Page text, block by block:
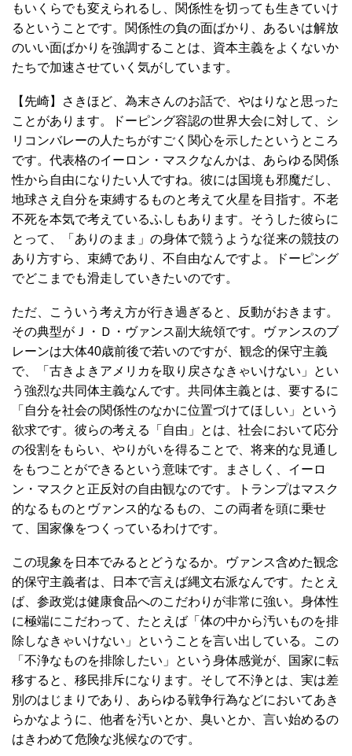
もいくらでも変えられるし、関係性を切っても生きていけ
るということです。関係性の負の面ばかり、あるいは解放
のいい面ばかりを強調することは、資本主義をよくないか
たちで加速させていく気がしています。
【先崎】さきほど、為末さんのお話で、やはりなと思った
ことがあります。ドーピング容認の世界大会に対して、シ
リコンバレーの人たちがすごく関心を示したというところ
です。代表格のイーロン・マスクなんかは、あらゆる関係
性から自由になりたい人ですね。彼には国境も邪魔だし、
地球さえ自分を束縛するものと考えて火星を目指す。不老
不死を本気で考えているふしもあります。そうした彼らに
とって、「ありのまま」の身体で競うような従来の競技の
あり方すら、束縛であり、不自由なんですよ。ドーピング
でどこまでも滑走していきたいのです。
ただ、こういう考え方が行き過ぎると、反動がおきます。
その典型がＪ・Ｄ・ヴァンス副大統領です。ヴァンスのブ
レーンは大体40歳前後で若いのですが、観念的保守主義
で、「古きよきアメリカを取り戻さなきゃいけない」とい
う強烈な共同体主義なんです。共同体主義とは、要するに
「自分を社会の関係性のなかに位置づけてほしい」という
欲求です。彼らの考える「自由」とは、社会において応分
の役割をもらい、やりがいを得ることで、将来的な見通し
をもつことができるという意味です。まさしく、イーロ
ン・マスクと正反対の自由観なのです。トランプはマスク
的なるものとヴァンス的なるもの、この両者を頭に乗せ
て、国家像をつくっているわけです。
この現象を日本でみるとどうなるか。ヴァンス含めた観念
的保守主義者は、日本で言えば縄文右派なんです。たとえ
ば、参政党は健康食品へのこだわりが非常に強い。身体性
に極端にこだわって、たとえば「体の中から汚いものを排
除しなきゃいけない」ということを言い出している。この
「不浄なものを排除したい」という身体感覚が、国家に転
移すると、移民排斥になります。そして不浄とは、実は差
別のはじまりであり、あらゆる戦争行為などにおいてあき
らかなように、他者を汚いとか、臭いとか、言い始めるの
はきわめて危険な兆候なのです。